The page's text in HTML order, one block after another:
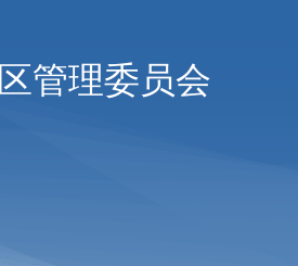
管理委员会